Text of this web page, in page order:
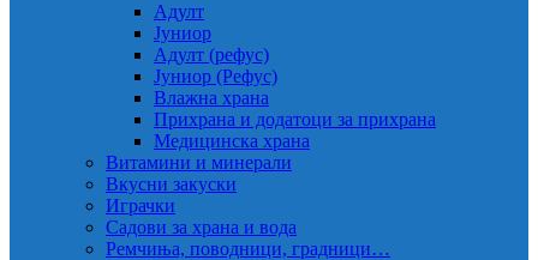
Адулт
Јуниор
Адулт (рефус)
Јуниор (Рефус)
Влажна храна
Прихрана и додатоци за прихрана
Медицинска храна
Витамини и минерали
Вкусни закуски
Играчки
Садови за храна и вода
Ремчиња, поводници, градници…